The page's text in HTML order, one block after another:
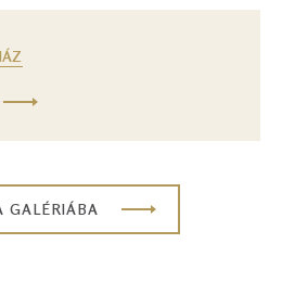
GALÉRIÁBA